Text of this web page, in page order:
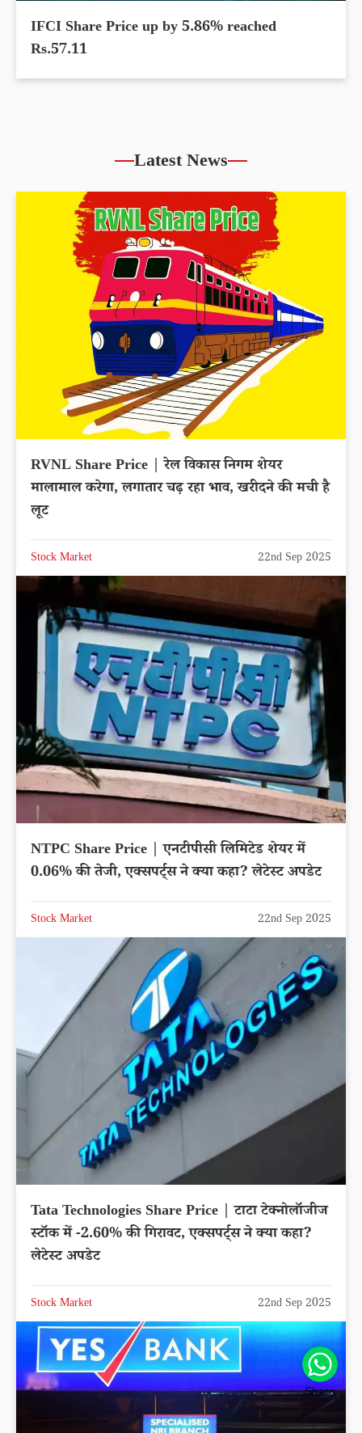
IFCI Share Price up by 5.86% reached
Rs.57.11
Latest News
RVNL Share Price | रेल विकास निगम शेयर
मालामाल करेगा, लगातार चढ़ रहा भाव, खरीदने की मची है
लूट
Stock Market 22nd Sep 2025
NTPC Share Price | एनटीपीसी लिमिटेड शेयर में
0.06% की तेजी, एक्सपर्ट्स ने क्या कहा? लेटेस्ट अपडेट
Stock Market 22nd Sep 2025
Tata Technologies Share Price | टाटा टेक्नोलॉजीज
स्टॉक में -2.60% की गिरावट, एक्सपर्ट्स ने क्या कहा?
लेटेस्ट अपडेट
Stock Market 22nd Sep 2025
Share